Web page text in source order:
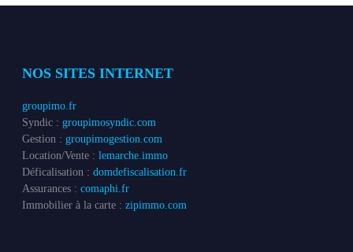
NOS SITES INTERNET
groupimo.fr
Syndic :groupimosyndic.com
Gestion :groupimogestion.com
Location/Vente :lemarche.immo
Déficalisation :domdefiscalisation.fr
Assurances :comaphi.fr
Immobilier à la carte :zipimmo.com